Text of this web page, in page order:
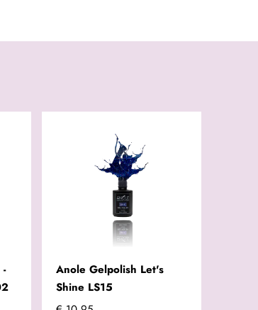
Anole Gelpolish Let's
Shine LS15